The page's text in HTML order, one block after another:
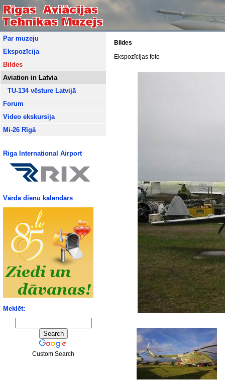
Par muzeju
Ekspozīcija
Bildes
Aviation in Latvia
TU-134 vēsture Latvijā
Forum
Video ekskursija
Mi-26 Rīgā
Riga International Airport
Vārda dienu kalendārs
Meklēt:
Custom Search
Bildes
Ekspozīcijas foto